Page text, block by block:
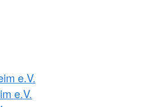
e.V.
e.V.